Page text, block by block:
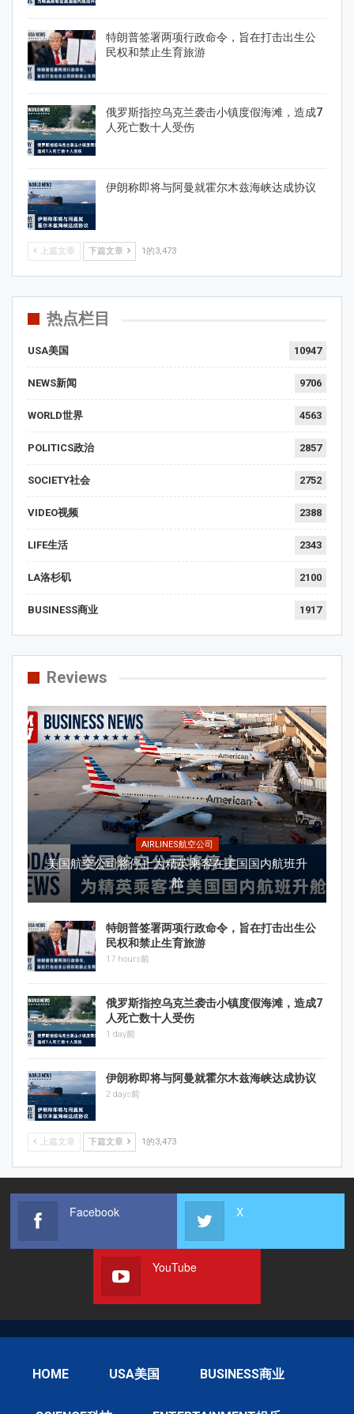
特朗普签署两项行政命令，旨在打击出生公
民权和禁止生育旅游
俄罗斯指控乌克兰袭击小镇度假海滩，造成7
人死亡数十人受伤
伊朗称即将与阿曼就霍尔木兹海峡达成协议
上篇文章 下篇文章 1的3,473
热点栏目
USA美国 10947
NEWS新闻 9706
WORLD世界 4563
POLITICS政治 2857
SOCIETY社会 2752
VIDEO视频 2388
LIFE生活 2343
LA洛杉矶 2100
BUSINESS商业 1917
Reviews
AIRLINES航空公司
美国航空公司将停止为精英乘客在美国国内航班升
舱
特朗普签署两项行政命令，旨在打击出生公
民权和禁止生育旅游
17 hours前
俄罗斯指控乌克兰袭击小镇度假海滩，造成7
人死亡数十人受伤
1 day前
伊朗称即将与阿曼就霍尔木兹海峡达成协议
2 days前
上篇文章 下篇文章 1的3,473
Facebook X
YouTube
HOME USA美国 BUSINESS商业